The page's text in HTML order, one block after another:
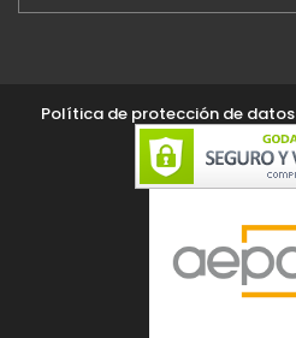
Política de protección de datos